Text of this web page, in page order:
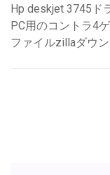
Hp deskjet 3745ド
PC用のコントラ4
ファイルzillaダウ